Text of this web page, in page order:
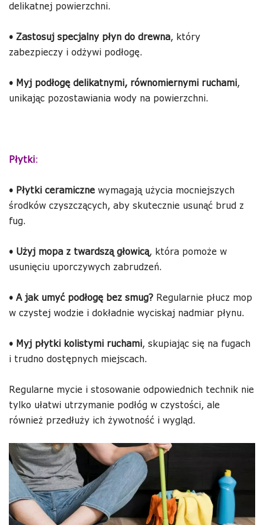
delikatnej powierzchni.
• Zastosuj specjalny płyn do drewna, który
zabezpieczy i odżywi podłogę.
• Myj podłogę delikatnymi, równomiernymi ruchami,
unikając pozostawiania wody na powierzchni.
Płytki:
• Płytki ceramiczne wymagają użycia mocniejszych
środków czyszczących, aby skutecznie usunąć brud z
fug.
• Użyj mopa z twardszą głowicą, która pomoże w
usunięciu uporczywych zabrudzeń.
• A jak umyć podłogę bez smug? Regularnie płucz mop
w czystej wodzie i dokładnie wyciskaj nadmiar płynu.
• Myj płytki kolistymi ruchami, skupiając się na fugach
i trudno dostępnych miejscach.
Regularne mycie i stosowanie odpowiednich technik nie
tylko ułatwi utrzymanie podłóg w czystości, ale
również przedłuży ich żywotność i wygląd.